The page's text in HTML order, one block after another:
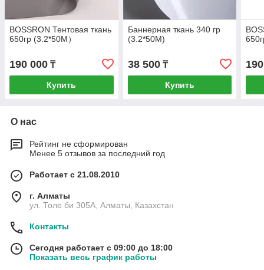
BOSSRON Тентовая ткань
650гр (3.2*50M）
190 000 ₸
Купить
Баннерная ткань 340 гр
(3.2*50M)
38 500₸
Купить
О нас
Рейтинг не сформирован
Менее 5 отзывов за последний год
Работает с 21.08.2010
г. Алматы
ул. Толе би 305А, Алматы, Казахстан
Контакты
Сегодня работает с 09:00 до 18:00
Показать весь график работы